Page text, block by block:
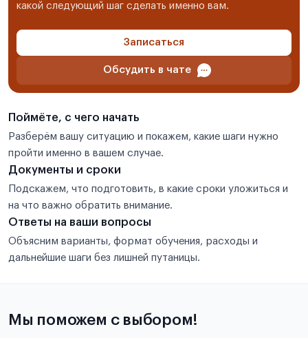
какой следующий шаг сделать именно вам.
Записаться
Обсудить в чате
Поймёте, с чего начать
Разберём вашу ситуацию и покажем, какие шаги нужно
пройти именно в вашем случае.
Документы и сроки
Подскажем, что подготовить, в какие сроки уложиться и
на что важно обратить внимание.
Ответы на ваши вопросы
Объясним варианты, формат обучения, расходы и
дальнейшие шаги без лишней путаницы.
Мы поможем с выбором!